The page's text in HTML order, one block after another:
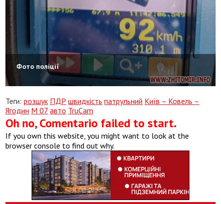
Фото поліції
Теги:розшук ПДР швидкість патрульний Київ – Ковель –
Ягодин М 07 авто TruCam
Oh no, Comentario failed to start.
If you own this website, you might want to look at the
browser console to find out why.